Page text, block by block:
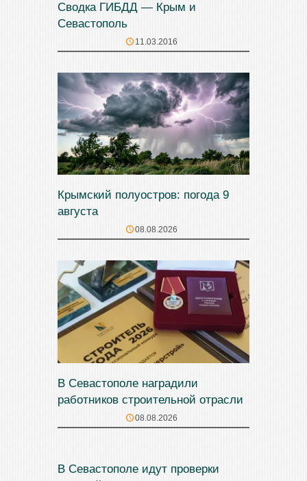
Сводка ГИБДД — Крым и
Севастополь
11.03.2016
Крымский полуостров: погода 9
августа
08.08.2026
В Севастополе наградили
работников строительной отрасли
08.08.2026
В Севастополе идут проверки